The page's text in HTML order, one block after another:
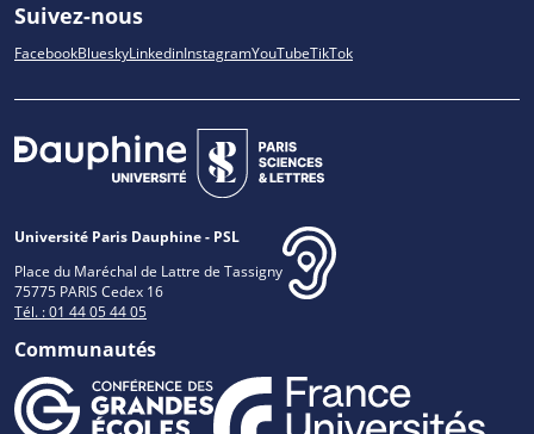
Suivez-nous
FacebookBlueskyLinkedinInstagramYouTubeTikTok
Université Paris Dauphine - PSL
Place du Maréchal de Lattre de Tassigny
75775 PARIS Cedex 16
Tél. : 01 44 05 44 05
Communautés